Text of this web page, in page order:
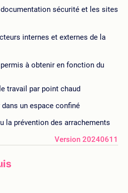
sécurité et les sites
internes et externes de la
à obtenir en fonction du
travail par point chaud
un espace confiné
la prévention des arrachements
Version 20240611